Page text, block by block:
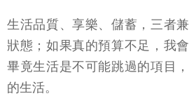
生活品質、享樂、儲蓄，三者
狀態；如果真的預算不足，我
畢竟生活是不可能跳過的項目
的生活。